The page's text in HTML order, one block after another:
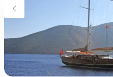
Essen & Trinken
Wie man bucht
Geschäftsbedingungen
Kontakt